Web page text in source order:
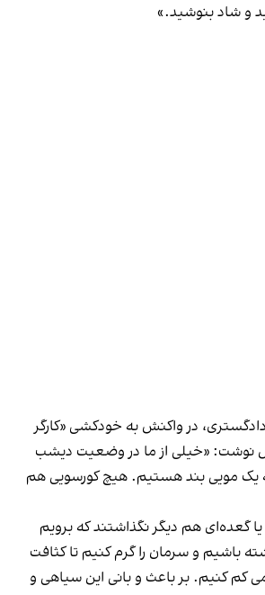
و شاد بنوشید.»
در واکنش به خودکشی «کارگر
نوشت: «خیلی از ما در وضعیت دیشب
به یک مویی بند هستیم. هیچ کورسویی هم
گعده‌ای هم دیگر نگذاشتند که برویم
باشیم و سرمان را گرم کنیم تا کثافت
کم کنیم. بر باعث و بانی این سیاهی و